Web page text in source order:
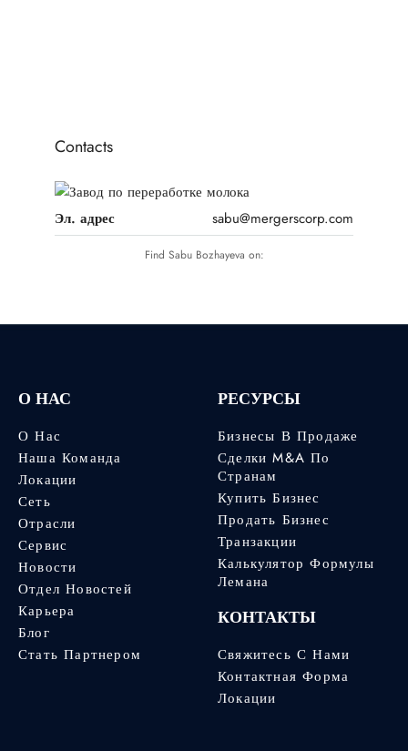
Contacts
Эл. адрес sabu@mergerscorp.com
Find Sabu Bozhayeva on:
О НАС
О Нас
Наша Команда
Локации
Сеть
Отрасли
Сервис
Новости
Отдел Новостей
Карьера
Блог
Стать Партнером
РЕСУРСЫ
Бизнесы В Продаже
Сделки M&A По
Странам
Купить Бизнес
Продать Бизнес
Транзакции
Калькулятор Формулы
Лемана
КОНТАКТЫ
Свяжитесь С Нами
Контактная Форма
Локации